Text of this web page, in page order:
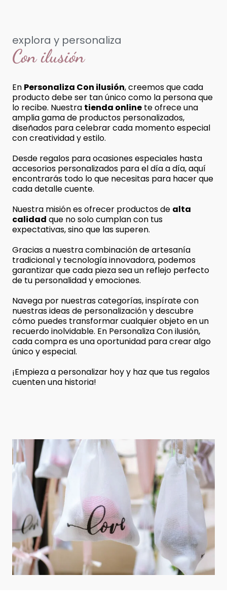
explora y personaliza
Con ilusión
En Personaliza Con ilusión, creemos que cada
producto debe ser tan único como la persona que
lo recibe. Nuestra tienda online te ofrece una
amplia gama de productos personalizados,
diseñados para celebrar cada momento especial
con creatividad y estilo.
Desde regalos para ocasiones especiales hasta
accesorios personalizados para el día a día, aquí
encontrarás todo lo que necesitas para hacer que
cada detalle cuente.
Nuestra misión es ofrecer productos de alta
calidad que no solo cumplan con tus
expectativas, sino que las superen.
Gracias a nuestra combinación de artesanía
tradicional y tecnología innovadora, podemos
garantizar que cada pieza sea un reflejo perfecto
de tu personalidad y emociones.
Navega por nuestras categorías, inspírate con
nuestras ideas de personalización y descubre
cómo puedes transformar cualquier objeto en un
recuerdo inolvidable. En Personaliza Con ilusión,
cada compra es una oportunidad para crear algo
único y especial.
¡Empieza a personalizar hoy y haz que tus regalos
cuenten una historia!